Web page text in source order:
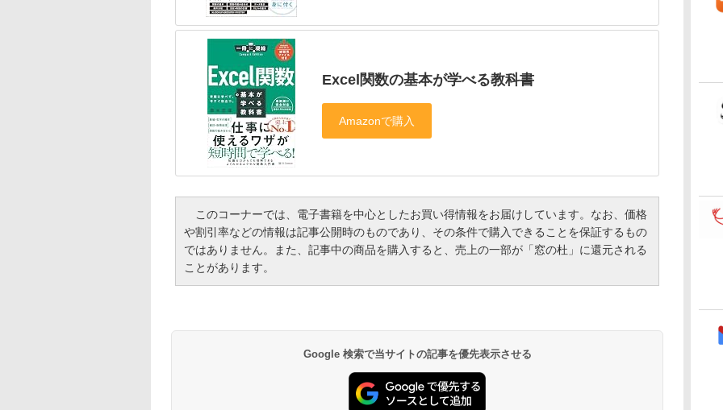
Excel関数の基本が学べる教科書
このコーナーでは、電子書籍を中心としたお買い得情報をお届けしています。なお、価格
や割引率などの情報は記事公開時のものであり、その条件で購入できることを保証するもの
ではありません。また、記事中の商品を購入すると、売上の一部が「窓の杜」に還元される
ことがあります。
Google 検索で当サイトの記事を優先表示させる